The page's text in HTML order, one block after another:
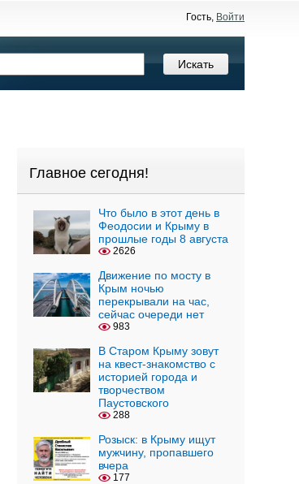
Гость, Войти
Главное сегодня!
Что было в этот день в
Феодосии и Крыму в
прошлые годы 8 августа
2626
Движение по мосту в
Крым ночью
перекрывали на час,
сейчас очереди нет
983
В Старом Крыму зовут
на квест-знакомство с
историей города и
творчеством
Паустовского
288
Розыск: в Крыму ищут
мужчину, пропавшего
вчера
177